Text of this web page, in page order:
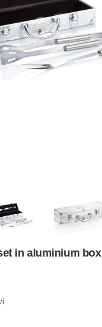
in aluminium box